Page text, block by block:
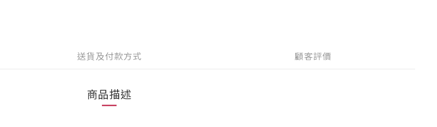
送貨及付款方式 顧客評價
商品描述